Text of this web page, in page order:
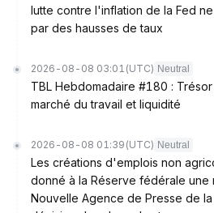
lutte contre l'inflation de la Fed
par des hausses de taux
2026-08-08 03:01 (UTC) Neutral
TBL Hebdomadaire #180 : Trésor
marché du travail et liquidité
2026-08-08 01:39 (UTC) Neutral
Les créations d'emplois non
donné à la Réserve fédérale une
Nouvelle Agence de Presse de